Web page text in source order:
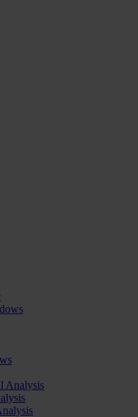
Analysis